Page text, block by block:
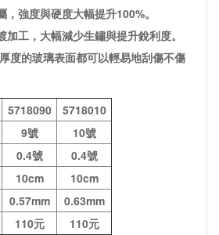
強度與硬度大幅提升100%。
工，大幅減少生鏽與提升銳利度。
度的玻璃表面都可以輕易地刮傷不傷
5718090
5718010
9號
10號
0.4號
0.4號
10cm
10cm
0.57mm
0.63mm
110元 110元